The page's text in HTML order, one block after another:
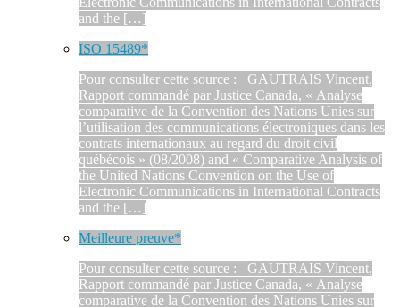
and the […]
ISO 15489*
Pour consulter cette source : GAUTRAIS Vincent,
Rapport commandé par Justice Canada, « Analyse
comparative de la Convention des Nations Unies sur
l’utilisation des communications électroniques dans les
contrats internationaux au regard du droit civil
québécois » (08/2008) and « Comparative Analysis of
the United Nations Convention on the Use of
Electronic Communications in International Contracts
and the […]
Meilleure preuve*
Pour consulter cette source : GAUTRAIS Vincent,
Rapport commandé par Justice Canada, « Analyse
comparative de la Convention des Nations Unies sur